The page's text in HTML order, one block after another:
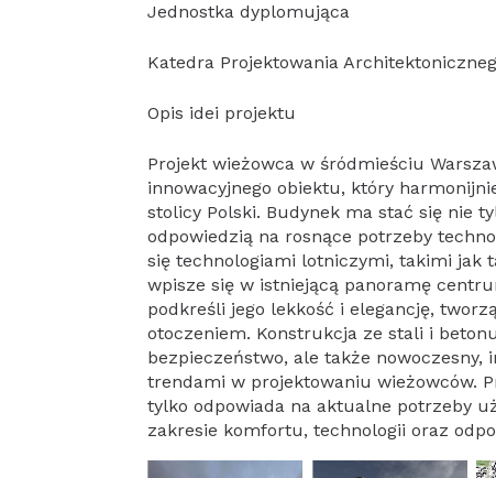
Jednostka dyplomująca
Katedra Projektowania
Opis idei projektu
Projekt wieżowca w śródmieściu
innowacyjnego obiektu, który
stolicy Polski. Budynek ma stać się nie
odpowiedzią na rosnące potrzeby
się technologiami lotniczymi, takimi jak
wpisze się w istniejącą panoramę
podkreśli jego lekkość i elegancję,
otoczeniem. Konstrukcja ze stali i
bezpieczeństwo, ale także
trendami w projektowaniu wieżowców.
tylko odpowiada na aktualne potrzeby
zakresie komfortu, technologii oraz